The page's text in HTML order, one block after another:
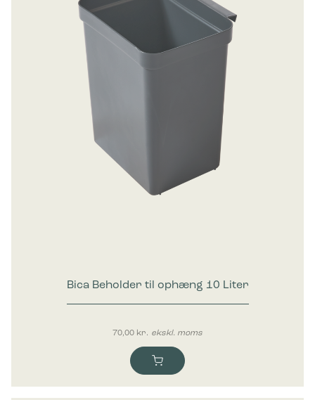
Bica Beholder til ophæng 10 Liter
70,00 kr. ekskl. moms